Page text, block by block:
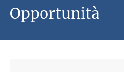
Opportunità